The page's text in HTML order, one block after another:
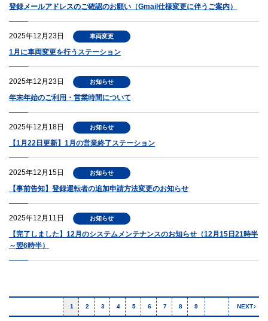
登録メールアドレスのご確認のお願い（Gmail仕様変更に伴うご案内）
2025年12月23日 車両変更
1月に車両変更を行うステーション
2025年12月23日 お知らせ
年末年始のご利用・営業時間について
2025年12月18日 お知らせ
【1月22日更新】1月の営業終了ステーション
2025年12月15日 お知らせ
【事前告知】登録運転者の追加申請方法変更のお知らせ
2025年12月11日 お知らせ
【完了しました】12月のシステムメンテナンスのお知らせ（12月15日21時半
～翌6時半）
1 2 3 4 5 6 7 8 9 NEXT